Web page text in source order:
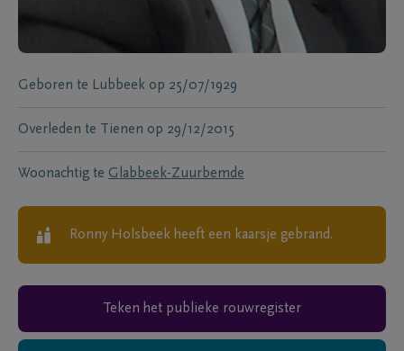
Geboren te Lubbeek op 25/07/1929
Overleden te Tienen op 29/12/2015
Woonachtig te Glabbeek-Zuurbemde
Ronny Holsbeek heeft een kaarsje gebrand.
Teken het publieke rouwregister